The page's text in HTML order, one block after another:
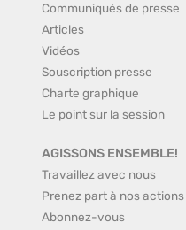
Communiqués de presse
Articles
Vidéos
Souscription presse
Charte graphique
Le point sur la session
AGISSONS ENSEMBLE!
Travaillez avec nous
Prenez part à nos actions
Abonnez-vous